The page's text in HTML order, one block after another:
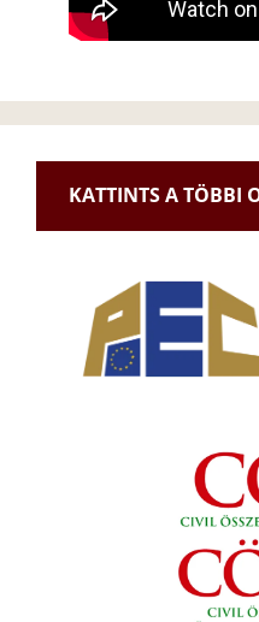
KATTINTS A TÖBBI